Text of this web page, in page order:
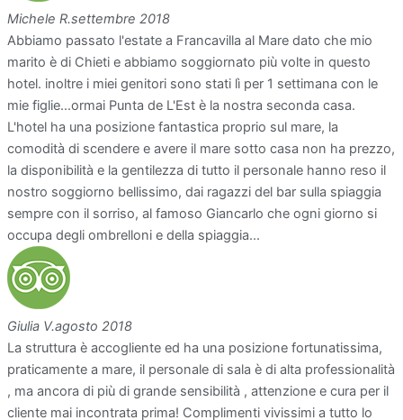
Michele R.settembre 2018
Abbiamo passato l'estate a Francavilla al Mare dato che mio
marito è di Chieti e abbiamo soggiornato più volte in questo
hotel. inoltre i miei genitori sono stati lì per 1 settimana con le
mie figlie...ormai Punta de L'Est è la nostra seconda casa.
L'hotel ha una posizione fantastica proprio sul mare, la
comodità di scendere e avere il mare sotto casa non ha prezzo,
la disponibilità e la gentilezza di tutto il personale hanno reso il
nostro soggiorno bellissimo, dai ragazzi del bar sulla spiaggia
sempre con il sorriso, al famoso Giancarlo che ogni giorno si
occupa degli ombrelloni e della spiaggia...
Giulia V.agosto 2018
La struttura è accogliente ed ha una posizione fortunatissima,
praticamente a mare, il personale di sala è di alta professionalità
, ma ancora di più di grande sensibilità , attenzione e cura per il
cliente mai incontrata prima! Complimenti vivissimi a tutto lo